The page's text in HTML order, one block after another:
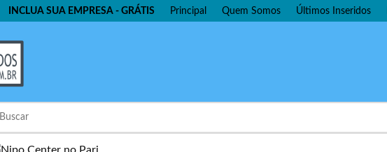
INCLUA SUA EMPRESA - GRÁTIS Principal Quem Somos Últimos Inseridos